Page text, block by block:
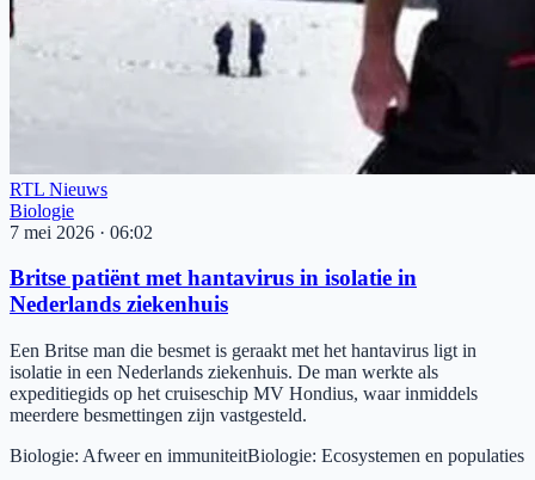
RTL Nieuws
Biologie
7 mei 2026 · 06:02
Britse patiënt met hantavirus in isolatie in
Nederlands ziekenhuis
Een Britse man die besmet is geraakt met het hantavirus ligt in
isolatie in een Nederlands ziekenhuis. De man werkte als
expeditiegids op het cruiseschip MV Hondius, waar inmiddels
meerdere besmettingen zijn vastgesteld.
Biologie: Afweer en immuniteitBiologie: Ecosystemen en populaties